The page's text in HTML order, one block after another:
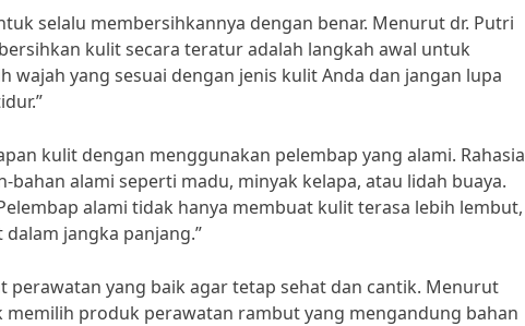
selalu membersihkannya dengan benar. Menurut dr. Putri
kulit secara teratur adalah langkah awal untuk
wajah yang sesuai dengan jenis kulit Anda dan jangan lupa
kulit dengan menggunakan pelembap yang alami. Rahasia
alami seperti madu, minyak kelapa, atau lidah buaya.
alami tidak hanya membuat kulit terasa lebih lembut,
jangka panjang.”
yang baik agar tetap sehat dan cantik. Menurut
memilih produk perawatan rambut yang mengandung bahan